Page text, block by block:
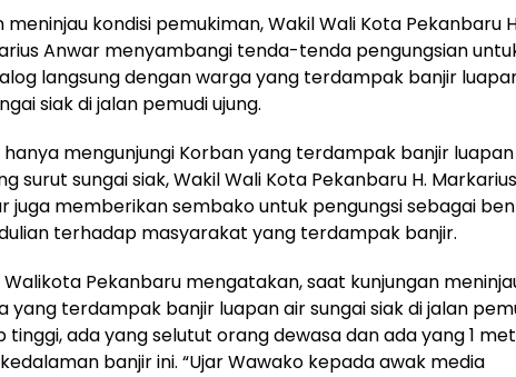
meninjau kondisi pemukiman, Wakil Wali Kota Pekanbaru
Anwar menyambangi tenda-tenda pengungsian
langsung dengan warga yang terdampak banjir
siak di jalan pemudi ujung.
hanya mengunjungi Korban yang terdampak banjir luapan
surut sungai siak, Wakil Wali Kota Pekanbaru H.
juga memberikan sembako untuk pengungsi sebagai
terhadap masyarakat yang terdampak banjir.
Walikota Pekanbaru mengatakan, saat kunjungan
yang terdampak banjir luapan air sungai siak di jalan
tinggi, ada yang selutut orang dewasa dan ada yang 1
banjir ini. “Ujar Wawako kepada awak media